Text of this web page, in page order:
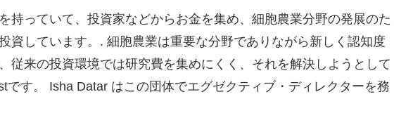
持っていて、投資家などからお金を集め、細胞農業分野の発展のた
資しています。. 細胞農業は重要な分野でありながら新しく認知度
従来の投資環境では研究費を集めにくく、それを解決しようとして
です。 Isha Datar はこの団体でエグゼクティブ・ディレクターを務